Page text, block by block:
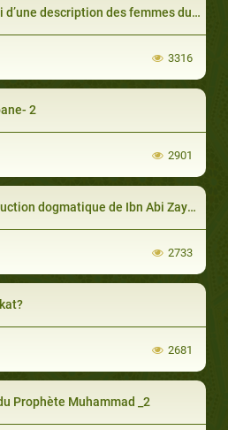
description des femmes du paradis (Houris)
3316
2
2901
de Ibn Abi Zayd Al-Qayrawani
2733
2681
Prophète Muhammad _2